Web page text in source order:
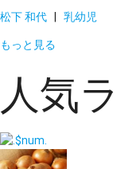
松下 和代
乳幼児
もっと見る
人気